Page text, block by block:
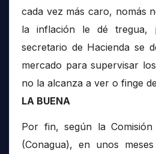
cada vez más caro, nomás
la inflación le dé tregua,
secretario de Hacienda se
mercado para supervisar
no la alcanza a ver o finge
LA BUENA
Por fin, según la
(Conagua), en unos